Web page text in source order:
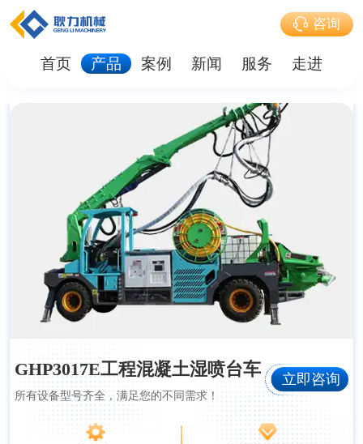
咨询
首页 产品 案例 新闻 服务 走进
GHP3017E工程混凝土湿喷台车
所有设备型号齐全，满足您的不同需求！
立即咨询